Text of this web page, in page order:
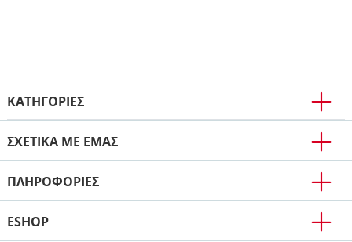
ΚΑΤΗΓΟΡΙΕΣ
ΣΧΕΤΙΚΑ ΜΕ ΕΜΑΣ
ΠΛΗΡΟΦΟΡΊΕΣ
ESHOP